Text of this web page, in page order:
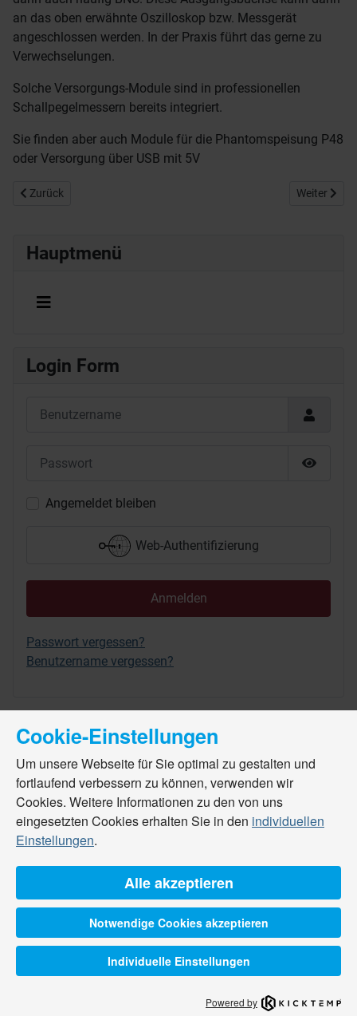
an das oben erwähnte Oszilloskop bzw. Messgerät
angeschlossen werden. In der Praxis führt das gerne zu
Verwechselungen.
Solche Versorgungs-Module sind in professionellen
Schallpegelmessern bereits integriert.
Sie finden aber auch Module für die Phantomspeisung P48
oder Versorgung über USB mit 5V
Vorheriger Beitrag: Datei Formate
Zurück Nächster
Weiter
Hauptmenü
Login Form
Angemeldet bleiben
Web-Authentifizierung
Anmelden
Passwort vergessen?
Benutzername vergessen?
Cookie-Einstellungen
Um unsere Webseite für Sie optimal zu gestalten und
fortlaufend verbessern zu können, verwenden wir
Cookies. Weitere Informationen zu den von uns
eingesetzten Cookies erhalten Sie in den individuellen
Einstellungen.
Alle akzeptieren
Notwendige Cookies akzeptieren
Individuelle Einstellungen
Powered by